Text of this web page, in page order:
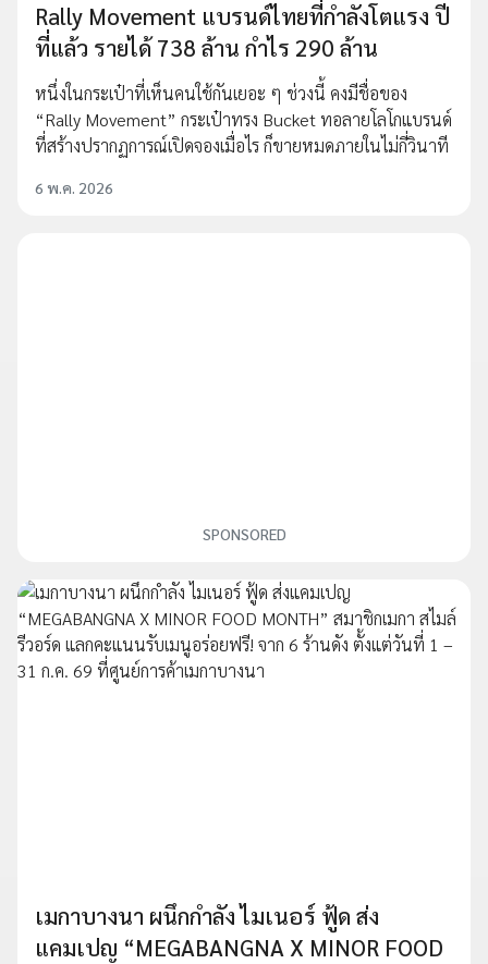
Rally Movement แบรนด์ไทยที่กำลังโตแรง ปี
ที่แล้ว รายได้ 738 ล้าน กำไร 290 ล้าน
หนึ่งในกระเป๋าที่เห็นคนใช้กันเยอะ ๆ ช่วงนี้ คงมีชื่อของ
“Rally Movement” กระเป๋าทรง Bucket ทอลายโลโกแบรนด์
ที่สร้างปรากฏการณ์เปิดจองเมื่อไร ก็ขายหมดภายในไม่กี่วินาที
6 พ.ค. 2026
SPONSORED
เมกาบางนา ผนึกกำลัง ไมเนอร์ ฟู้ด ส่ง
แคมเปญ “MEGABANGNA X MINOR FOOD